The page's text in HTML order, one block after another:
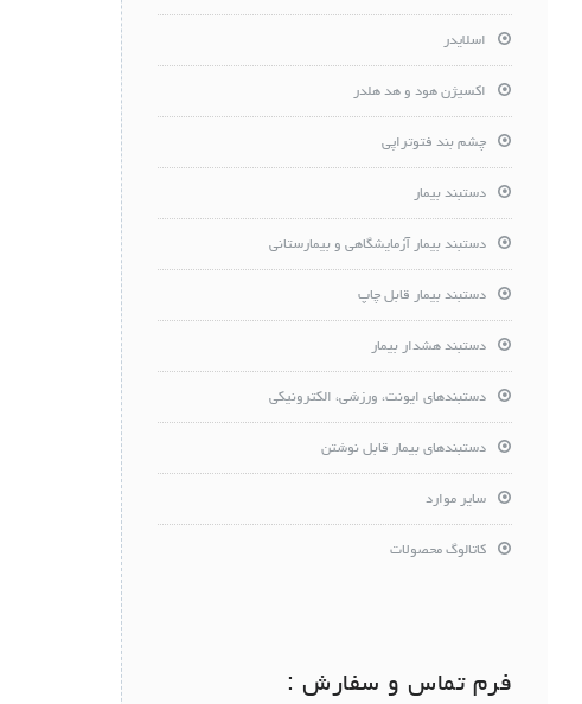
اسلایدر
اکسیژن هود و هد هلدر
چشم بند فتوتراپی
دستبند بیمار
دستبند بیمار آزمایشگاهی و بیمارستانی
دستبند بیمار قابل چاپ
دستبند هشدار بیمار
دستبندهای ایونت، ورزشی، الکترونیکی
دستبندهای بیمار قابل نوشتن
سایر موارد
کاتالوگ محصولات
فرم تماس و سفارش :